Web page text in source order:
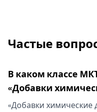
Частые
В каком классе
«Добавки
«Добавки химические